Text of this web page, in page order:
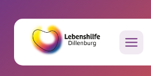
Inhalt
springen